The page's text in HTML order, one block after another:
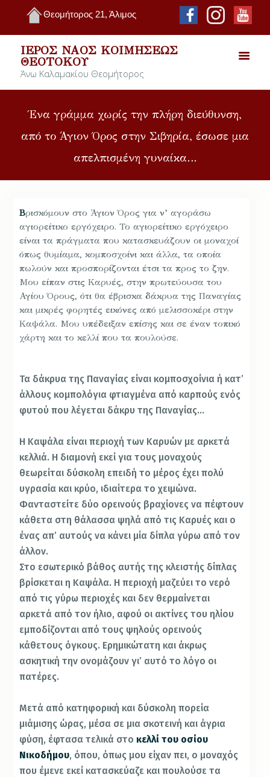
Θεομήτορος 21, Άλιμος
ΙΕΡΌΣ ΝΑΌΣ ΚΟΙΜΉΣΕΩΣ
ΘΕΟΤΌΚΟΥ
Άνω Καλαμακίου Θεομήτορος
Ένα γράμμα χωρίς την πλήρη διεύθυνση,
από το Άγιον Όρος στην Σιβηρία, έσωσε μια
απελπισμένη γυναίκα…
Βρισκόμουν στο Άγιον Όρος για ν’ αγοράσω
αγιορείτικο εργόχειρο. Το αγιορείτικο εργόχειρο
είναι τα πράγματα που κατασκευάζουν οι μοναχοί
όπως θυμίαμα, κομποσχοίνι και άλλα, τα οποία
πωλούν και προσπορίζονται έτσι τα προς το ζην.
Μου είπαν στις Καρυές, στην πρωτεύουσα του
Αγίου Όρους, ότι θα έβρισκα δάκρυα της Παναγίας
και μικρές φορητές εικόνες από μελισσοκέρι στην
Καψάλα. Μου υπέδειξαν επίσης και σε έναν τοπικό
χάρτη και το κελλί που τα πουλούσε.
Τα δάκρυα της Παναγίας είναι κομποσχοίνια ή κατ’
άλλους κομπολόγια φτιαγμένα από καρπούς ενός
φυτού που λέγεται δάκρυ της Παναγίας…
Η Καψάλα είναι περιοχή των Καρυών με αρκετά
κελλιά. Η διαμονή εκεί για τους μοναχούς
θεωρείται δύσκολη επειδή το μέρος έχει πολύ
υγρασία και κρύο, ιδιαίτερα το χειμώνα.
Φανταστείτε δύο ορεινούς βραχίονες να πέφτουν
κάθετα στη θάλασσα ψηλά από τις Καρυές και ο
ένας απ’ αυτούς να κάνει μία δίπλα γύρω από τον
άλλον.
Στο εσωτερικό βάθος αυτής της κλειστής δίπλας
βρίσκεται η Καψάλα. Η περιοχή μαζεύει το νερό
από τις γύρω περιοχές και δεν θερμαίνεται
αρκετά από τον ήλιο, αφού οι ακτίνες του ηλίου
εμποδίζονται από τους ψηλούς ορεινούς
κάθετους όγκους. Ερημικώτατη και άκρως
ασκητική την ονομάζουν γι’ αυτό το λόγο οι
πατέρες.
Μετά από κατηφορική και δύσκολη πορεία
μιάμισης ώρας, μέσα σε μια σκοτεινή και άγρια
φύση, έφτασα τελικά στοκελλί του οσίου
Νικοδήμου, όπου, όπως μου είχαν πει, ο μοναχός
που έμενε εκεί κατασκεύαζε και πουλούσε τα